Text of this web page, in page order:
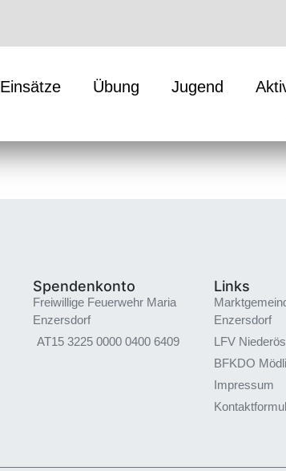
Einsätze Übung Jugend
Spendenkonto
Freiwillige Feuerwehr Maria
Enzersdorf
AT15 3225 0000 0400 6409
Links
Enzersdorf
LFV
BFKDO
Impressum